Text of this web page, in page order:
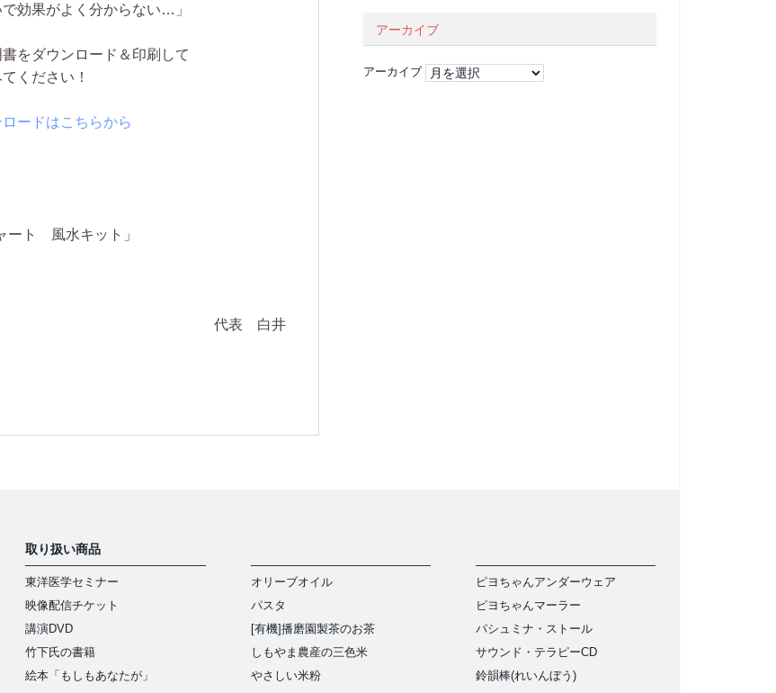
効果がよく分からない…」
をダウンロード＆印刷して
ください！
ードはこちらから
ート 風水キット」
代表 白井
アーカイブ
アーカイブ
取り扱い商品
東洋医学セミナー
映像配信チケット
講演DVD
竹下氏の書籍
絵本「もしもあなたが」
オリーブオイル
パスタ
[有機]播磨園製茶のお茶
しもやま農産の三色米
やさしい米粉
ピヨちゃんアンダーウェア
ピヨちゃんマーラー
パシュミナ・ストール
サウンド・テラピーCD
鈴韻棒(れいんぼう)